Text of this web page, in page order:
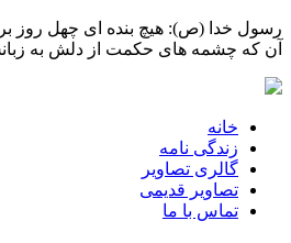
رسول خدا (ص): هیچ بنده ای چهل روز
آن که چشمه های حکمت از دلش به
خانه
زندگی نامه
گالری تصاویر
تصاویر قدیمی
تماس با ما